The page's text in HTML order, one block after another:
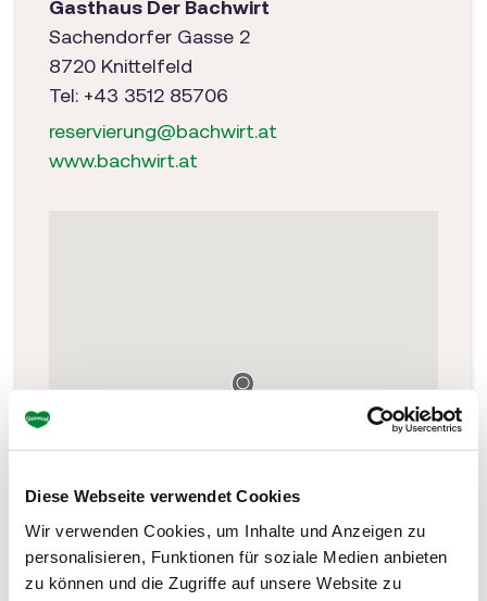
Diese Webseite verwendet Cookies
Wir verwenden Cookies, um Inhalte und Anzeigen zu
personalisieren, Funktionen für soziale Medien anbieten
zu können und die Zugriffe auf unsere Website zu
Gasthaus Der Bachwirt
Sachendorfer Gasse 2
8720 Knittelfeld
Tel: +43 3512 85706
reservierung@bachwirt.at
www.bachwirt.at